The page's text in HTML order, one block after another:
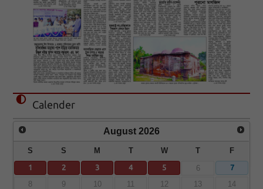
Calender
August 2026
S S M T W T F
1 2 3 4 5 6 7
8 9 10 11 12 13
14